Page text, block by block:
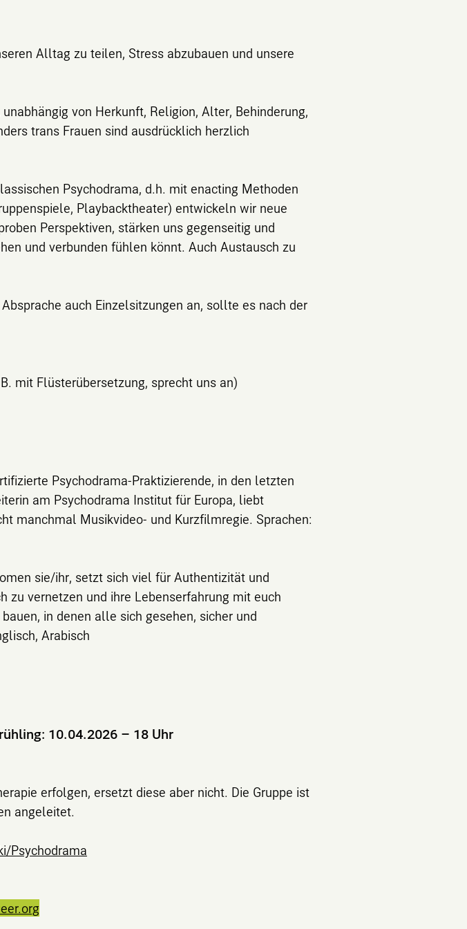
Alltag zu teilen, Stress abzubauen und unsere
von Herkunft, Religion, Alter, Behinderung,
trans Frauen sind ausdrücklich herzlich
Psychodrama, d.h. mit enacting Methoden
Playbacktheater) entwickeln wir neue
Perspektiven, stärken uns gegenseitig und
und verbunden fühlen könnt. Auch Austausch zu
auch Einzelsitzungen an, sollte es nach der
mit Flüsterübersetzung, sprecht uns an)
Psychodrama-Praktizierende, in den letzten
am Psychodrama Institut für Europa, liebt
manchmal Musikvideo- und Kurzfilmregie. Sprachen:
sie/ihr, setzt sich viel für Authentizität und
zu vernetzen und ihre Lebenserfahrung mit euch
in denen alle sich gesehen, sicher und
Arabisch
10.04.2026 – 18 Uhr
erfolgen, ersetzt diese aber nicht. Die Gruppe ist
angeleitet.
Psychodrama